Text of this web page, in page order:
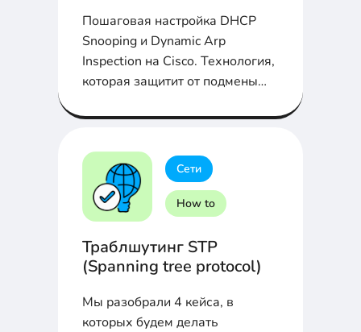
Пошаговая настройка DHCP
Snooping и Dynamic Arp
Inspection на Cisco. Технология,
которая защитит от подмены
Сети
How to
Траблшутинг STP
(Spanning tree protocol)
Мы разобрали 4 кейса, в
которых будем делать